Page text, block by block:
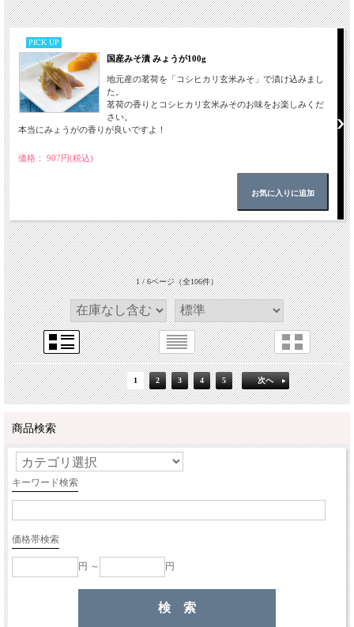
PICK UP
国産みそ漬 みょうが100g
地元産の茗荷を「コシヒカリ玄米みそ」で漬け込みまし
た。
茗荷の香りとコシヒカリ玄米みそのお味をお楽しみくだ
さい。
本当にみょうがの香りが良いですよ！
価格： 907円(税込)
1 / 6ページ（全106件）
1 2 3 4 5 次へ
商品検索
キーワード検索
価格帯検索
円 ～ 円